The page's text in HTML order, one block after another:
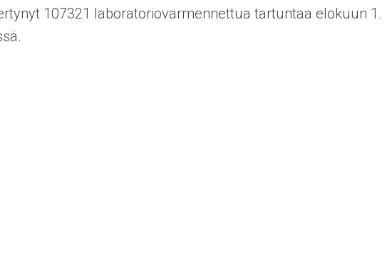
107321 laboratoriovarmennettua tartuntaa elokuun 1.